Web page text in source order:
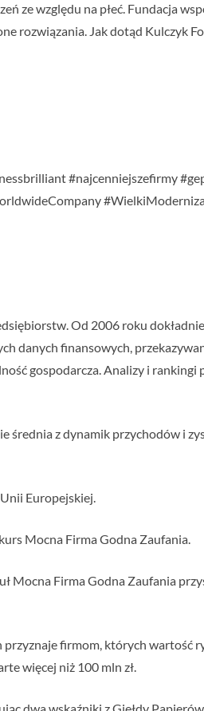
ze względu na płeć. Fundacja
rozwiązania. Jak dotąd Kulczyk
#najcenniejszefirmy
Od 2006 roku
danych finansowych,
gospodarcza. Analizy i rankingi
średnia z dynamik przychodów i
Europejskiej.
Mocna Firma Godna Zaufania.
Mocna Firma Godna Zaufania
przyznaje firmom, których wartość
więcej niż 100 mln zł.